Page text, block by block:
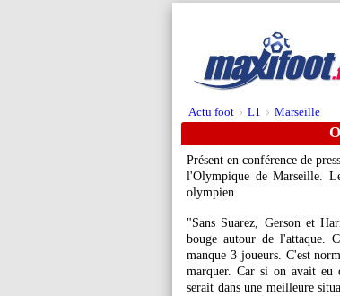
Actu foot > L1 > Marseille
Présent en conférence de
l'Olympique de Marseille.
olympien.
"Sans Suarez, Gerson et
bouge autour de l'attaque.
manque 3 joueurs. C'est
marquer. Car si on avait eu
serait dans une meilleure